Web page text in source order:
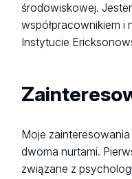
środowiskowej.
współpracownikiem i
Instytucie
Moje
dwoma nurtami.
związane z